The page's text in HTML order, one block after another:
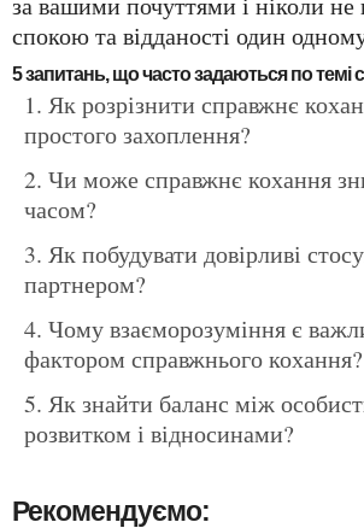
спокою та відданості один
5 запитань, що часто задаються по темі
Як розрізнити справжнє кохання від
простого захоплення?
Чи може справжнє кохання зникнути з
часом?
Як побудувати довірливі стосунки з
партнером?
Чому взаєморозуміння є важливим
фактором справжнього кохання?
Як знайти баланс між особистим
розвитком і відносинами?
Рекомендуємо: